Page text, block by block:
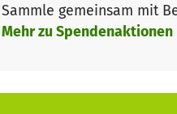
Sammle gemeinsam mit
Mehr zu Spendenaktionen